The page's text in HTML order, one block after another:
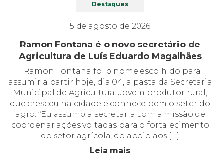
Destaques
5 de agosto de 2026
Ramon Fontana é o novo secretário de
Agricultura de Luís Eduardo Magalhães
Ramon Fontana foi o nome escolhido para
assumir a partir hoje, dia 04, a pasta da Secretaria
Municipal de Agricultura. Jovem produtor rural,
que cresceu na cidade e conhece bem o setor do
agro. “Eu assumo a secretaria com a missão de
coordenar ações voltadas para o fortalecimento
do setor agrícola, do apoio aos […]
Leia mais